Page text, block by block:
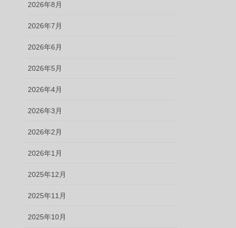
2026年8月
2026年7月
2026年6月
2026年5月
2026年4月
2026年3月
2026年2月
2026年1月
2025年12月
2025年11月
2025年10月